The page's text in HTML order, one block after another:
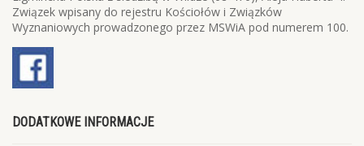
Związek wpisany do rejestru Kościołów i Związków
Wyznaniowych prowadzonego przez MSWiA pod numerem 100.
DODATKOWE INFORMACJE